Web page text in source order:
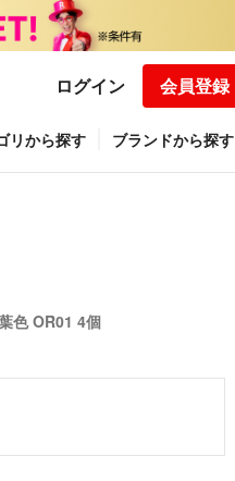
ログイン 会員登録
リから探す ブランドから探す
色 OR01 4個